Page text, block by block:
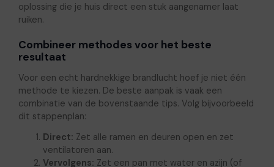
oplossing die je huis direct een stuk aangenamer laat
ruiken.
Combineer methodes voor het beste
resultaat
Voor een echt hardnekkige brandlucht hoef je niet één
methode te kiezen. De beste aanpak is vaak een
combinatie van de bovenstaande tips. Volg bijvoorbeeld
dit stappenplan:
Direct: Zet alle ramen en deuren open en zet
ventilatoren aan.
Vervolgens: Zet een pan met water en azijn (of